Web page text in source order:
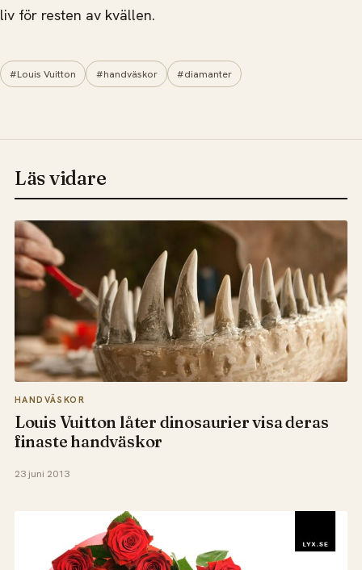
liv för resten av kvällen.
#Louis Vuitton #handväskor #diamanter
Läs vidare
HANDVÄSKOR
Louis Vuitton låter dinosaurier visa deras
finaste handväskor
23 juni 2013